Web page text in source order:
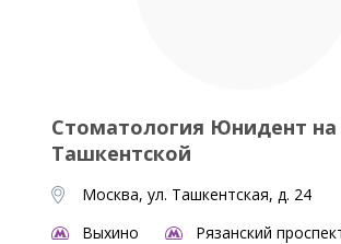
Стоматология Юнидент на
Ташкентской
Москва, ул. Ташкентская, д. 24
Выхино
Рязанский